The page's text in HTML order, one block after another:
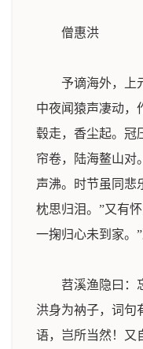
僧惠洪
予谪海外，上元
中夜闻猿声凄动，
毂走，香尘起。冠
帘卷，陆海鳌山对
声沸。时节虽同悲
枕思归泪。”又有
一掬归心未到家。”
苕溪渔隐曰：忘
洪身为衲子，词句
语，岂所当然！又